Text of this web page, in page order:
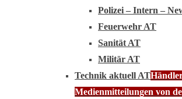
Polizei – Intern –
Feuerwehr AT
Sanität AT
Militär AT
Technik aktuell AT
Medienmitteilungen von